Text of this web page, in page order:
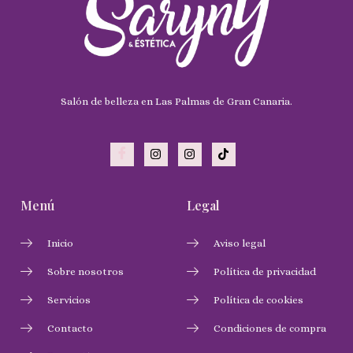
Salón de belleza en Las Palmas de Gran Canaria.
Menú
Inicio
Sobre nosotros
Servicios
Contacto
Legal
Aviso legal
Política de privacidad
Política de cookies
Condiciones de compra